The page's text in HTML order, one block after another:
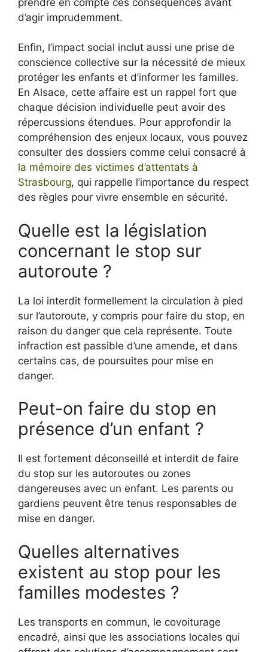
d’agir imprudemment.
Enfin, l’impact social inclut aussi une prise de
conscience collective sur la nécessité de mieux
protéger les enfants et d’informer les familles.
En Alsace, cette affaire est un rappel fort que
chaque décision individuelle peut avoir des
répercussions étendues. Pour approfondir la
compréhension des enjeux locaux, vous pouvez
consulter des dossiers comme celui consacré à
la mémoire des victimes d’attentats à
Strasbourg, qui rappelle l’importance du respect
des règles pour vivre ensemble en sécurité.
Quelle est la législation
concernant le stop sur
autoroute ?
La loi interdit formellement la circulation à pied
sur l’autoroute, y compris pour faire du stop, en
raison du danger que cela représente. Toute
infraction est passible d’une amende, et dans
certains cas, de poursuites pour mise en
danger.
Peut-on faire du stop en
présence d’un enfant ?
Il est fortement déconseillé et interdit de faire
du stop sur les autoroutes ou zones
dangereuses avec un enfant. Les parents ou
gardiens peuvent être tenus responsables de
mise en danger.
Quelles alternatives
existent au stop pour les
familles modestes ?
Les transports en commun, le covoiturage
encadré, ainsi que les associations locales qui